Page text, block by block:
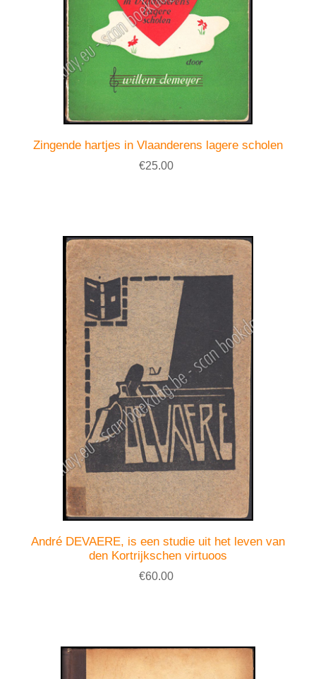
Zingende hartjes in Vlaanderens lagere scholen
€25.00
André DEVAERE, is een studie uit het leven van
den Kortrijkschen virtuoos
€60.00